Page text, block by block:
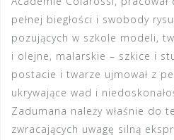
pełnej biegłości i swobody
pozujących w szkole modeli,
i olejne, malarskie – szkice i
postacie i twarze ujmował z
ukrywające wad i
Zadumana należy właśnie do
zwracających uwagę silną